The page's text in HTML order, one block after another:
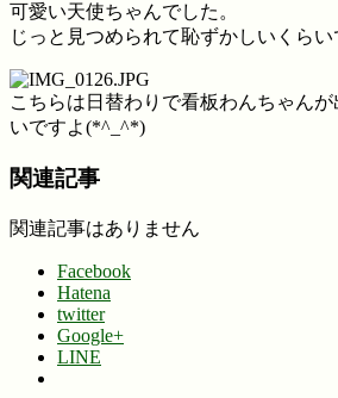
可愛い天使ちゃんでした。
じっと見つめられて恥ずかしいくらい
こちらは日替わりで看板わんちゃん
いですよ(*^_^*)
関連記事
関連記事はありません
Facebook
Hatena
twitter
Google+
LINE